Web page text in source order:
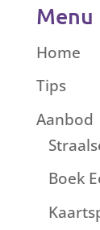
Menu
Home
Tips
Aanbod
Boek